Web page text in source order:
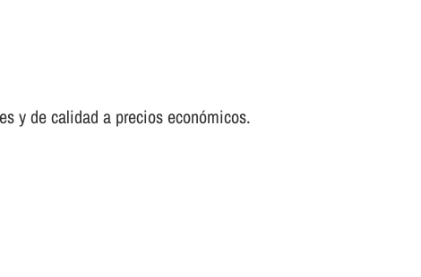
y de calidad a precios económicos.